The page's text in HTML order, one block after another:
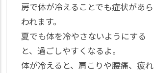
房で体が冷えることでも症状があら
われます。
夏でも体を冷やさないようにする
と、過ごしやすくなるよ。
体が冷えると、肩こりや腰痛、疲れ